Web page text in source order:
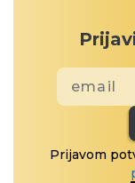
Prijavom